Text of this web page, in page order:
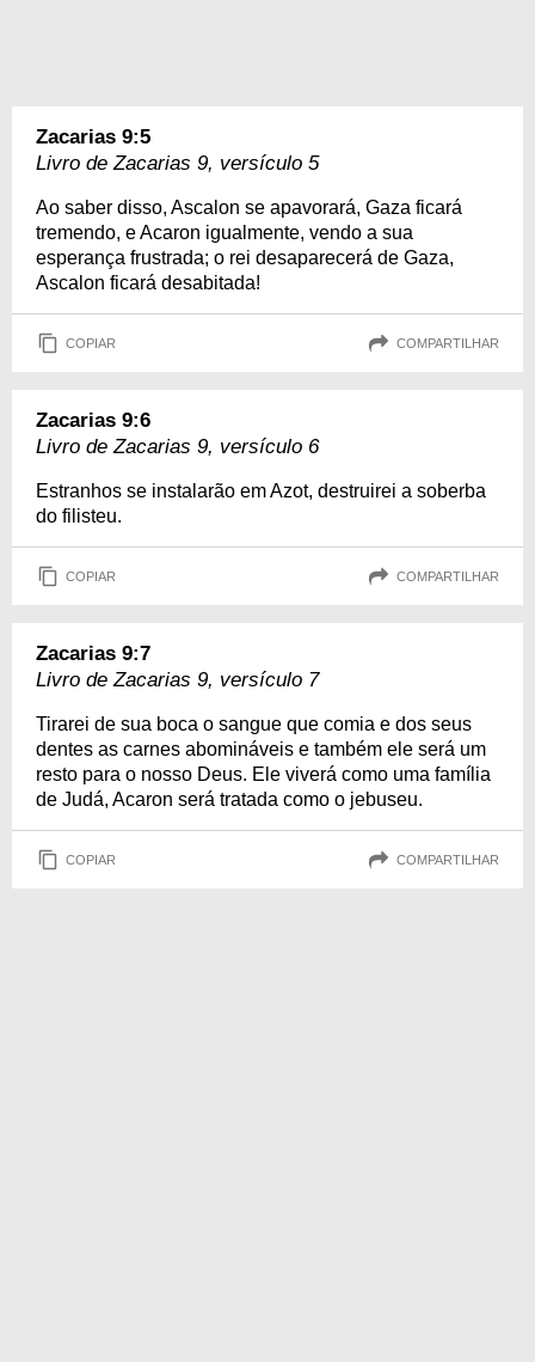
Zacarias 9:5
Livro de Zacarias 9, versículo 5
Ao saber disso, Ascalon se apavorará, Gaza ficará
tremendo, e Acaron igualmente, vendo a sua
esperança frustrada; o rei desaparecerá de Gaza,
Ascalon ficará desabitada!
COPIAR COMPARTILHAR
Zacarias 9:6
Livro de Zacarias 9, versículo 6
Estranhos se instalarão em Azot, destruirei a soberba
do filisteu.
COPIAR COMPARTILHAR
Zacarias 9:7
Livro de Zacarias 9, versículo 7
Tirarei de sua boca o sangue que comia e dos seus
dentes as carnes abomináveis e também ele será um
resto para o nosso Deus. Ele viverá como uma família
de Judá, Acaron será tratada como o jebuseu.
COPIAR COMPARTILHAR